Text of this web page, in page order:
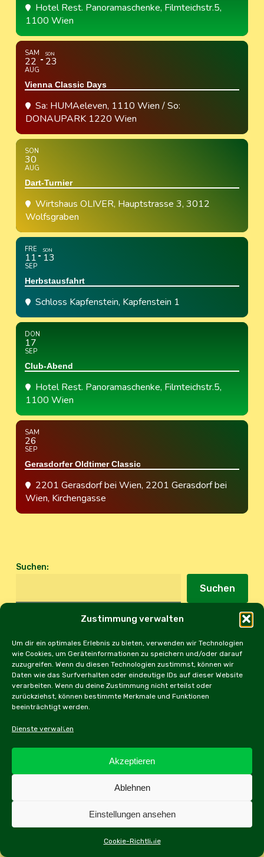
Zustimmung verwalten
Um dir ein optimales Erlebnis zu bieten, verwenden wir Technologien
wie Cookies, um Geräteinformationen zu speichern und/oder darauf
zuzugreifen. Wenn du diesen Technologien zustimmst, können wir
Daten wie das Surfverhalten oder eindeutige IDs auf dieser Website
verarbeiten. Wenn du deine Zustimmung nicht erteilst oder
zurückziehst, können bestimmte Merkmale und Funktionen
beeinträchtigt werden.
Dienste verwalten
Akzeptieren
Ablehnen
Einstellungen ansehen
Cookie-Richtlinie
Hotel Rest. Panoramaschenke, Filmteichstr.5,
1100 Wien
SAM
22
AUG
SON
23
Vienna Classic Days
Sa: HUMAeleven, 1110 Wien / So:
DONAUPARK 1220 Wien
SON
30
AUG
Dart-Turnier
Wirtshaus OLIVER, Hauptstrasse 3, 3012
Wolfsgraben
FRE
11
SEP
SON
13
Herbstausfahrt
Schloss Kapfenstein, Kapfenstein 1
DON
17
SEP
Club-Abend
Hotel Rest. Panoramaschenke, Filmteichstr.5,
1100 Wien
SAM
26
SEP
Gerasdorfer Oldtimer Classic
2201 Gerasdorf bei Wien, 2201 Gerasdorf bei
Wien, Kirchengasse
Suchen:
Suchen
Austin Healey Clubabend Clubevent Clubstand
Clubtreffen Daimler Donaupark E-Type
F-Type Gerasdorf Histo-Tech Huma Eleven Jaguar
Jaguar Association Germany Jaguarclub
Jaguarclub Österreich
Jahresrückblick JDOST-Events
MKII Oldtimer
Oldtimermesse Punsch Rallyetraining
Ringparade
Tombola
Vienna Classic Days
XJS XK140